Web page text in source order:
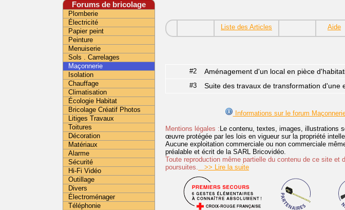
Liste des Articles Aide
#2 Aménagement d'un local en pièce
#3 Suite des travaux de transformation d'une
Informations sur le forum
Mentions légales : Le contenu, textes, images, illustrations
œuvre protégée par les lois en vigueur sur la propriété
Aucune exploitation commerciale ou non commerciale
préalable et écrit de la SARL Bricovidéo.
Toute reproduction même partielle du contenu de ce site
poursuites. >> Lire la suite
Forums de bricolage
Plomberie
Électricité
Papier peint
Peinture
Menuiserie
Sols . Carrelages
Maçonnerie
Isolation
Chauffage
Climatisation
Écologie Habitat
Bricolage Créatif Photos
Litiges Travaux
Toitures
Décoration
Matériaux
Alarme
Sécurité
Hi-Fi Vidéo
Outillage
Divers
Électroménager
Téléphonie